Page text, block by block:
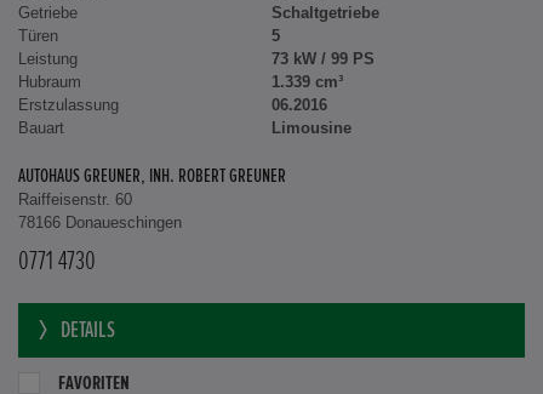
Getriebe
Schaltgetriebe
Türen
5
Leistung
73 kW / 99 PS
Hubraum
1.339 cm³
Erstzulassung
06.2016
Bauart
Limousine
AUTOHAUS GREUNER, INH. ROBERT GREUNER
Raiffeisenstr. 60
78166 Donaueschingen
0771 4730
DETAILS
FAVORITEN